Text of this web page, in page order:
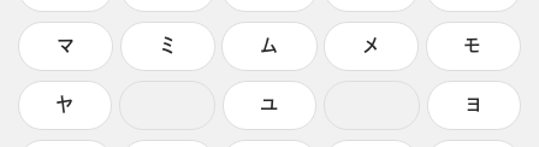
マ ミ ム メ モ
ヤ ユ ヨ